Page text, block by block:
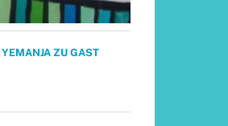
YEMANJA ZU GAST